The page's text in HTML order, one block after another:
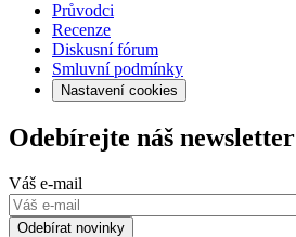
Průvodci
Recenze
Diskusní fórum
Smluvní podmínky
Nastavení cookies
Odebírejte náš newsletter
Váš e-mail
Odebírat novinky